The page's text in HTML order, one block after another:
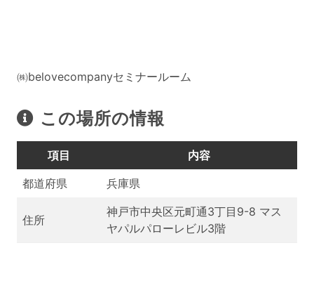
㈱belovecompanyセミナールーム
この場所の情報
項目
内容
都道府県
兵庫県
住所
神戸市中央区元町通3丁目9-8 マス
ヤパルパローレビル3階